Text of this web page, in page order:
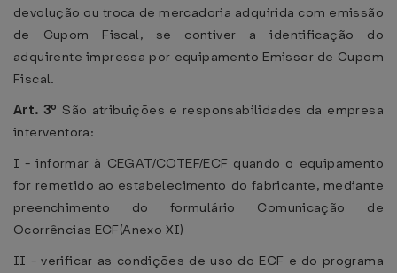
devolução ou troca de mercadoria adquirida com emissão
de Cupom Fiscal, se contiver a identificação do
adquirente impressa por equipamento Emissor de Cupom
Fiscal.
Art. 3º São atribuições e responsabilidades da empresa
interventora:
I - informar à CEGAT/COTEF/ECF quando o equipamento
for remetido ao estabelecimento do fabricante, mediante
preenchimento do formulário Comunicação de
Ocorrências ECF(Anexo XI)
II - verificar as condições de uso do ECF e do programa